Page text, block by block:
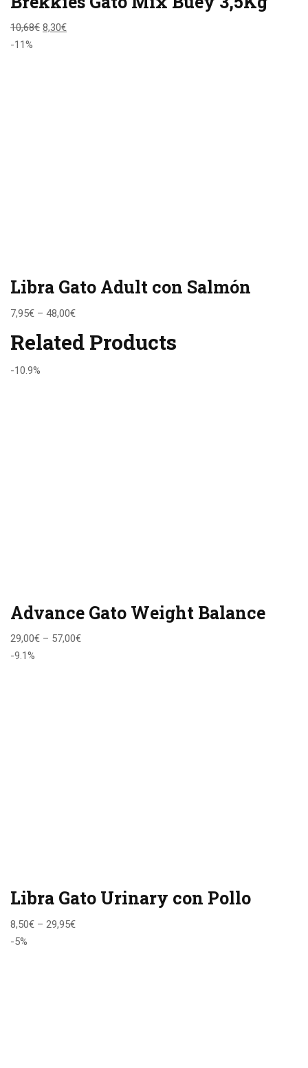
10,68€ 8,30€
-11%
Libra Gato Adult con Salmón
7,95€ – 48,00€
Related Products
-10.9%
Advance Gato Weight Balance
29,00€ – 57,00€
-9.1%
Libra Gato Urinary con Pollo
8,50€ – 29,95€
-5%